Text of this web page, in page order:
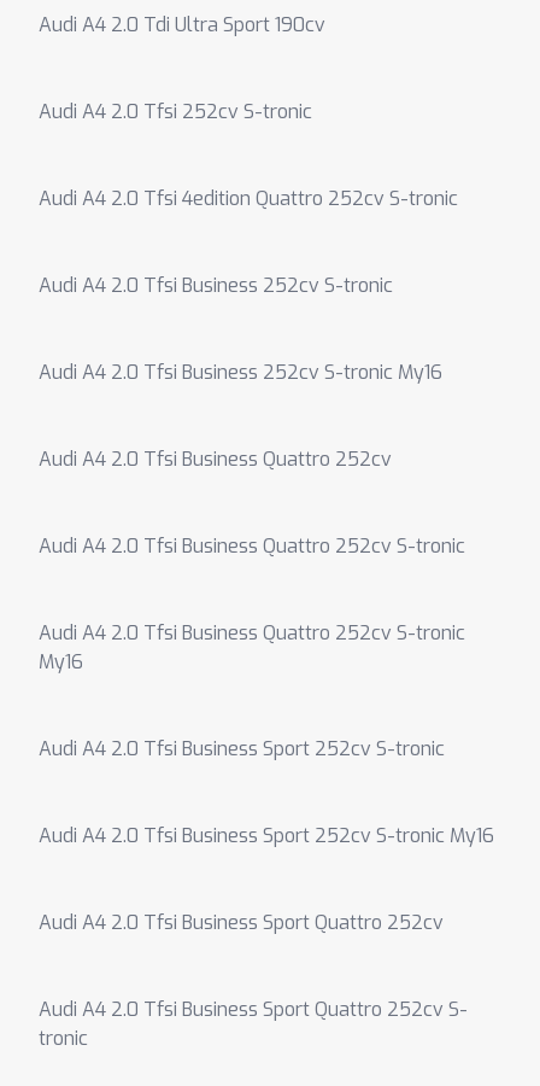
Audi A4 2.0 Tdi Ultra Sport 190cv
Audi A4 2.0 Tfsi 252cv S-tronic
Audi A4 2.0 Tfsi 4edition Quattro 252cv S-tronic
Audi A4 2.0 Tfsi Business 252cv S-tronic
Audi A4 2.0 Tfsi Business 252cv S-tronic My16
Audi A4 2.0 Tfsi Business Quattro 252cv
Audi A4 2.0 Tfsi Business Quattro 252cv S-tronic
Audi A4 2.0 Tfsi Business Quattro 252cv S-tronic
My16
Audi A4 2.0 Tfsi Business Sport 252cv S-tronic
Audi A4 2.0 Tfsi Business Sport 252cv S-tronic My16
Audi A4 2.0 Tfsi Business Sport Quattro 252cv
Audi A4 2.0 Tfsi Business Sport Quattro 252cv S-
tronic